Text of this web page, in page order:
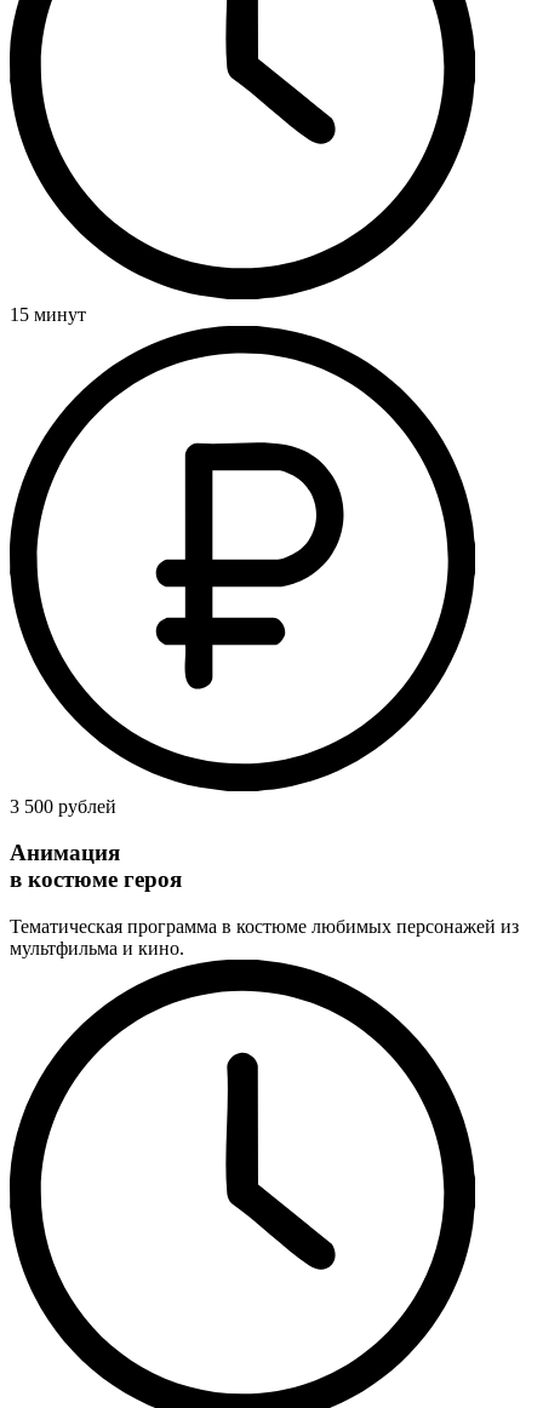
15 минут
3 500 рублей
Анимация
в костюме героя
Тематическая программа в костюме любимых персонажей из
мультфильма и кино.